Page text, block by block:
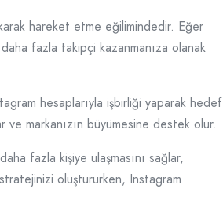
hareket etme eğilimindedir. Eğer
fazla takipçi kazanmanıza olanak
hesaplarıyla işbirliği yaparak hedef
markanızın büyümesine destek olur.
fazla kişiye ulaşmasını sağlar,
oluştururken, Instagram